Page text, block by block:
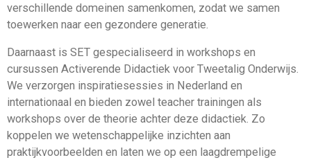
verschillende domeinen samenkomen, zodat we samen
toewerken naar een gezondere generatie.
Daarnaast is SET gespecialiseerd in workshops en
cursussen Activerende Didactiek voor Tweetalig Onderwijs.
We verzorgen inspiratiesessies in Nederland en
internationaal en bieden zowel teacher trainingen als
workshops over de theorie achter deze didactiek. Zo
koppelen we wetenschappelijke inzichten aan
praktijkvoorbeelden en laten we op een laagdrempelige